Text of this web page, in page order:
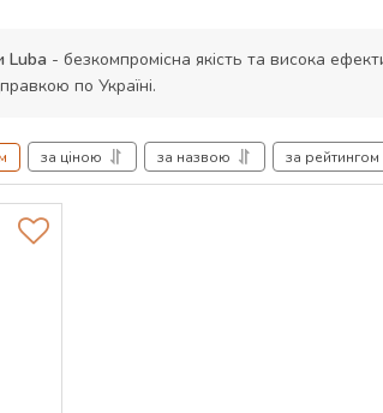
Luba - безкомпромісна якість та висока
по Україні.
за ціною за назвою за рейтингом